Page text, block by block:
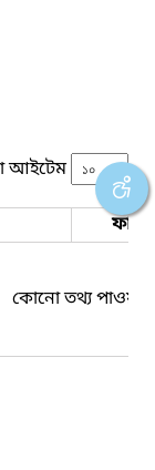
আইটেম
ফাইল
কোনো তথ্য পাওয়া